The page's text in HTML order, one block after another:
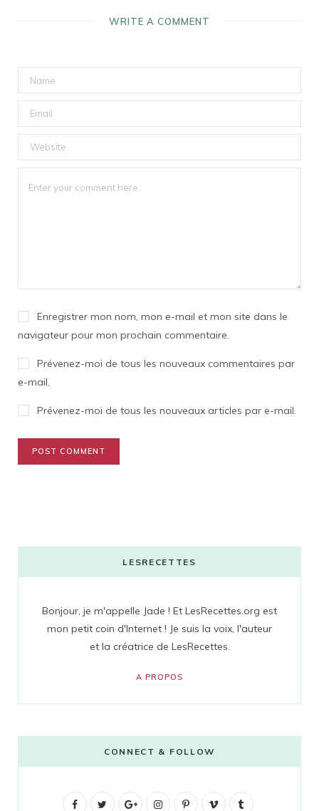
WRITE A COMMENT
Enregistrer mon nom, mon e-mail et mon site dans le
navigateur pour mon prochain commentaire.
Prévenez-moi de tous les nouveaux commentaires par
e-mail.
Prévenez-moi de tous les nouveaux articles par e-mail.
LESRECETTES
Bonjour, je m'appelle Jade ! Et LesRecettes.org est
mon petit coin d'Internet ! Je suis la voix, l'auteur
et la créatrice de LesRecettes.
A PROPOS
CONNECT & FOLLOW
F
G
I
P
V